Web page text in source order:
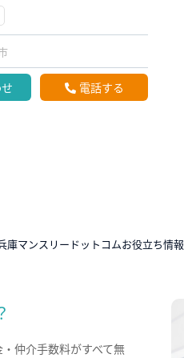
電話する
庫マンスリードットコムお役立ち情報
仲介手数料がすべて無